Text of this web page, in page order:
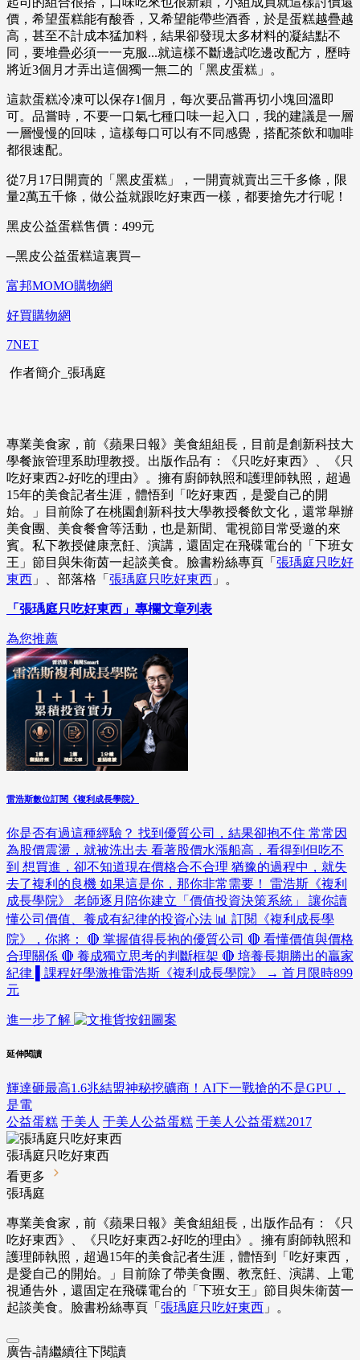
價，希望蛋糕能有酸香，又希望能帶些酒香，於是蛋糕越疊越
高，甚至不計成本猛加料，結果卻發現太多材料的凝結點不
同，要堆疊必須一一克服...就這樣不斷邊試吃邊改配方，歷時
將近3個月才弄出這個獨一無二的「黑皮蛋糕」。
這款蛋糕冷凍可以保存1個月，每次要品嘗再切小塊回溫即
可。品嘗時，不要一口氣七種口味一起入口，我的建議是一層
一層慢慢的回味，這樣每口可以有不同感覺，搭配茶飲和咖啡
都很速配。
從7月17日開賣的「黑皮蛋糕」，一開賣就賣出三千多條，限
量2萬五千條，做公益就跟吃好東西一樣，都要搶先才行呢！
黑皮公益蛋糕售價：499元
─黑皮公益蛋糕這裏買─
富邦MOMO購物網
好買購物網
7NET
作者簡介_張瑀庭
專業美食家，前《蘋果日報》美食組組長，目前是創新科技大
學餐旅管理系助理教授。出版作品有：《只吃好東西》、《只
吃好東西2-好吃的理由》。擁有廚師執照和護理師執照，超過
15年的美食記者生涯，體悟到「吃好東西，是愛自己的開
始。」目前除了在桃園創新科技大學教授餐飲文化，還常舉辦
美食團、美食餐會等活動，也是新聞、電視節目常受邀的來
賓。私下教授健康烹飪、演講，還固定在飛碟電台的「下班女
王」節目與朱衛茵一起談美食。臉書粉絲專頁「 張瑀庭只吃好
東西 」、部落格「 張瑀庭只吃好東西 」。
「張瑀庭只吃好東西」專欄文章列表
為您推薦
雷浩斯數位訂閱《複利成長學院》
你是否有過這種經驗？ 找到優質公司，結果卻抱不住 常常因
為股價震盪，就被洗出去 看著股價水漲船高，看得到但吃不
到 想買進，卻不知道現在價格合不合理 猶豫的過程中，就失
去了複利的良機 如果這是你，那你非常需要！ 雷浩斯《複利
成長學院》 老師逐月陪你建立「價值投資決策系統」 讓你讀
懂公司價值、養成有紀律的投資心法 📊 訂閱《複利成長學
院》，你將： 🔴 掌握值得長抱的優質公司 🔴 看懂價值與價格
合理關係 🔴 養成獨立思考的判斷框架 🔴 培養長期勝出的贏家
紀律 ▌課程好學激推雷浩斯《複利成長學院》 → 首月限時899
元
進一步了解
延伸閱讀
輝達砸最高1.6兆結盟神秘挖礦商！AI下一戰搶的不是GPU，
是電
公益蛋糕 于美人 于美人公益蛋糕 于美人公益蛋糕2017
張瑀庭只吃好東西
看更多
張瑀庭
專業美食家，前《蘋果日報》美食組組長，出版作品有：《只
吃好東西》、《只吃好東西2-好吃的理由》。擁有廚師執照和
護理師執照，超過15年的美食記者生涯，體悟到「吃好東西，
是愛自己的開始。」目前除了帶美食團、教烹飪、演講、上電
視通告外，還固定在飛碟電台的「下班女王」節目與朱衛茵一
起談美食。臉書粉絲專頁「 張瑀庭只吃好東西 」。
廣告-請繼續往下閱讀